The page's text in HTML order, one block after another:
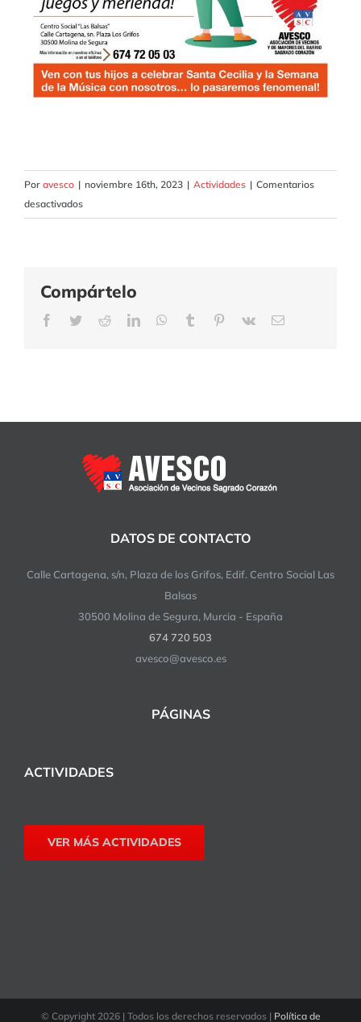
Por avesco | noviembre 16th, 2023 | Actividades | Comentarios
desactivadosen
CuentaCuentos
Compártelo
Facebook
TwitterRedditLinkedInWhatsApp
Tumblr Pinterest
Vk
Correo
DATOS DE CONTACTO
Calle Cartagena, s/n, Plaza de los Grifos, Edif. Centro Social Las
Balsas
30500 Molina de Segura, Murcia - España
674 720 503
avesco@avesco.es
PÁGINAS
ACTIVIDADES
VER MÁS ACTIVIDADES
© Copyright 2026 | Todos los derechos reservados | Política de